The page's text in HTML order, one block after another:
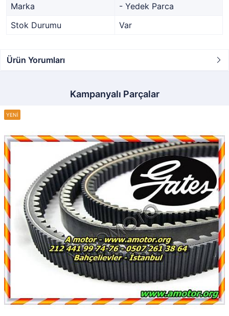
Marka
- Yedek Parca
Stok Durumu
Var
Ürün Yorumları
Kampanyalı Parçalar